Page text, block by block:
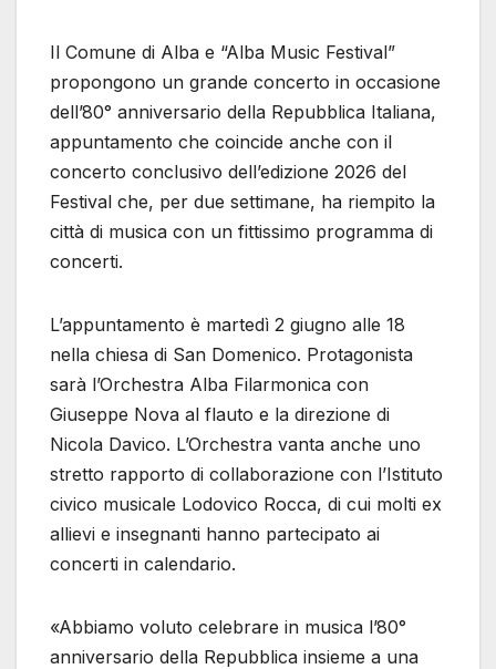
Il Comune di Alba e “Alba Music Festival”
propongono un grande concerto in occasione
dell’80° anniversario della Repubblica Italiana,
appuntamento che coincide anche con il
concerto conclusivo dell’edizione 2026 del
Festival che, per due settimane, ha riempito la
città di musica con un fittissimo programma di
concerti.
L’appuntamento è martedì 2 giugno alle 18
nella chiesa di San Domenico. Protagonista
sarà l’Orchestra Alba Filarmonica con
Giuseppe Nova al flauto e la direzione di
Nicola Davico. L’Orchestra vanta anche uno
stretto rapporto di collaborazione con l’Istituto
civico musicale Lodovico Rocca, di cui molti ex
allievi e insegnanti hanno partecipato ai
concerti in calendario.
«Abbiamo voluto celebrare in musica l’80°
anniversario della Repubblica insieme a una